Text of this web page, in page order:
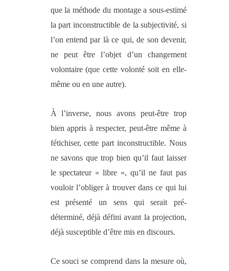
que la méthode du montage a sous-estimé
la part inconstructible de la subjectivité, si
l’on entend par là ce qui, de son devenir,
ne peut être l’objet d’un changement
volontaire (que cette volonté soit en elle-
même ou en une autre).
À l’inverse, nous avons peut-être trop
bien appris à respecter, peut-être même à
fétichiser, cette part inconstructible. Nous
ne savons que trop bien qu’il faut laisser
le spectateur « libre », qu’il ne faut pas
vouloir l’obliger à trouver dans ce qui lui
est présenté un sens qui serait pré-
déterminé, déjà défini avant la projection,
déjà susceptible d’être mis en discours.
Ce souci se comprend dans la mesure où,